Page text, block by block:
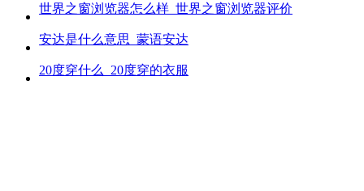
世界之窗浏览器怎么样_世界之窗浏览器评价
安达是什么意思_蒙语安达
20度穿什么_20度穿的衣服